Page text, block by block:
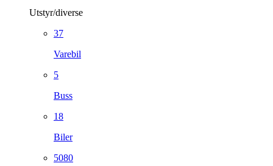
Utstyr/diverse
37
Varebil
5
Buss
18
Biler
5080